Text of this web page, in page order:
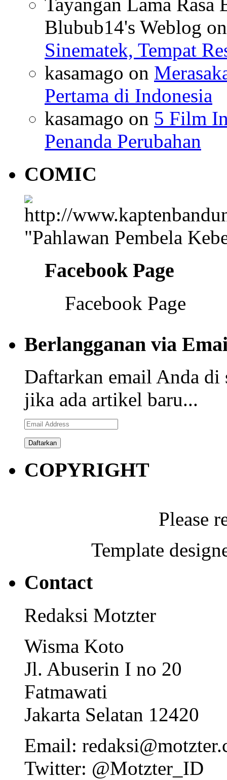
Blubub14's Weblog
Sinematek, Tempat
kasamago on
Pertama di Indonesia
kasamago on 5 Film
Penanda Perubahan
COMIC
"Pahlawan Pembela
Facebook Page
Facebook Page
Berlangganan via
Daftarkan email Anda
jika ada artikel baru...
Email
Address
COPYRIGHT
Please
Template
Contact
Redaksi Motzter
Wisma Koto
Jl. Abuserin I no 20
Fatmawati
Jakarta Selatan 12420
Email:
Twitter: @Motzter_ID